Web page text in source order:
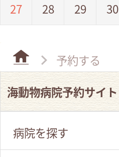
27 28 29 30
予約する
海動物病院予約サイト
病院を探す